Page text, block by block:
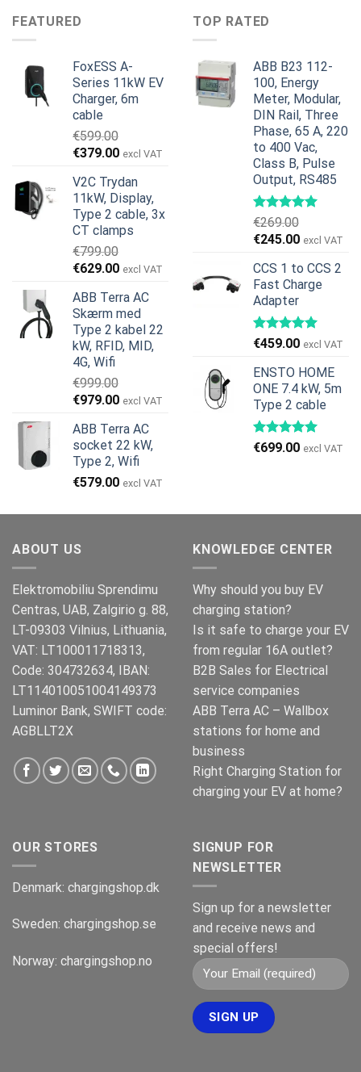
var:
€1,495.00.
FEATURED
FoxESS A-
Series 11kW EV
Charger, 6m
cable
€599.00
Den
pris
var:
€599.00.
€379.00Den
pris
er:
€379.00.
excl VAT
V2C Trydan
11kW, Display,
Type 2 cable, 3x
CT clamps
€799.00
Den
pris
var:
€799.00.
€629.00Den
pris
er:
€629.00.
excl VAT
ABB Terra AC
Skærm med
Type 2 kabel 22
kW, RFID, MID,
4G, Wifi
€999.00
Den
pris
var:
€999.00.
€979.00Den
pris
er:
€979.00.
excl VAT
ABB Terra AC
socket 22 kW,
Type 2, Wifi
€579.00 excl VAT
TOP RATED
ABB B23 112-
100, Energy
Meter, Modular,
DIN Rail, Three
Phase, 65 A, 220
to 400 Vac,
Class B, Pulse
Output, RS485
€269.00
Den
pris
var:
€269.00.
€245.00Den
pris
er:
excl VAT
CCS 1 to CCS 2
Fast Charge
Adapter
€459.00 excl VAT
ENSTO HOME
ONE 7.4 kW, 5m
Type 2 cable
€699.00 excl VAT
ABOUT US
Elektromobiliu Sprendimu
Centras, UAB, Zalgirio g. 88,
LT-09303 Vilnius, Lithuania,
VAT: LT100011718313,
Code: 304732634, IBAN:
LT114010051004149373
Luminor Bank, SWIFT code:
AGBLLT2X
KNOWLEDGE CENTER
Why should you buy EV
charging station?
Is it safe to charge your EV
from regular 16A outlet?
B2B Sales for Electrical
service companies
ABB Terra AC – Wallbox
stations for home and
business
Right Charging Station for
charging your EV at home?
OUR STORES
Denmark: chargingshop.dk
Sweden: chargingshop.se
Norway: chargingshop.no
SIGNUP FOR
NEWSLETTER
Sign up for a newsletter
and receive news and
special offers!